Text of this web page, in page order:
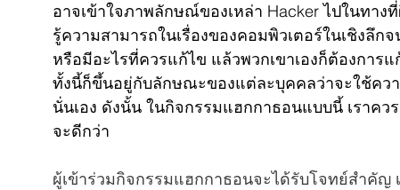
อาจเข้าใจภาพลักษณ์ของเหล่า Hacker ไปในทา
รู้ความสามารถในเรื่องของคอมพิวเตอร์ในเชิงลึก
หรือมีอะไรที่ควรแก้ไข แล้วพวกเขาเองก็ต้องกา
ทั้งนี้ก็ขึ้นอยู่กับลักษณะของแต่ละบุคคลว่าจะใช้คว
นั่นเอง ดังนั้น ในกิจกรรมแฮกกาธอนแบบนี้ เราควร
จะดีกว่า
ผู้เข้าร่วมกิจกรรมแฮกกาธอนจะได้รับโจทย์สำคัญ